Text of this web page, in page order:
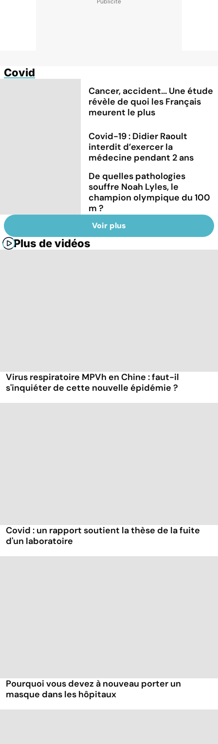
Covid
Cancer, accident... Une étude
révèle de quoi les Français
meurent le plus
Covid-19 : Didier Raoult
interdit d’exercer la
médecine pendant 2 ans
De quelles pathologies
souffre Noah Lyles, le
champion olympique du 100
m ?
Voir plus
Plus de vidéos
Virus respiratoire MPVh en Chine : faut-il
s'inquiéter de cette nouvelle épidémie ?
Covid : un rapport soutient la thèse de la fuite
d'un laboratoire
Pourquoi vous devez à nouveau porter un
masque dans les hôpitaux